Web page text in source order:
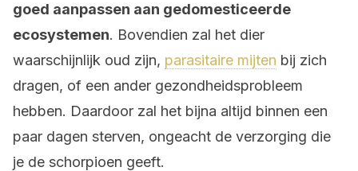
goed aanpassen aan gedomesticeerde
ecosystemen. Bovendien zal het dier
waarschijnlijk oud zijn, parasitaire mijten bij zich
dragen, of een ander gezondheidsprobleem
hebben. Daardoor zal het bijna altijd binnen een
paar dagen sterven, ongeacht de verzorging die
je de schorpioen geeft.